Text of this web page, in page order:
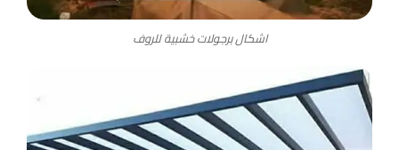
اشكال برجولات خشبية للروف